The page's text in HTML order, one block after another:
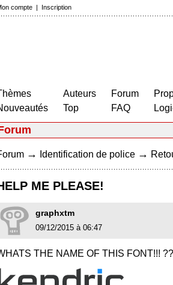
compte | Inscription
Auteurs
Top
Forum
FAQ
→ Identification de police →
ME PLEASE!
graphxtm
09/12/2015 à 06:47
THE NAME OF THIS FONT!!!